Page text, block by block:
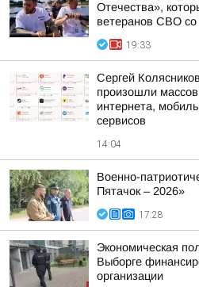
Отечества»,
ветеранов СВО со
19:33
Сергей
произошли
интернета,
сервисов
14:04
Военно-
Пятачок – 2026»
17:28
Экономическая
Выборге
организации